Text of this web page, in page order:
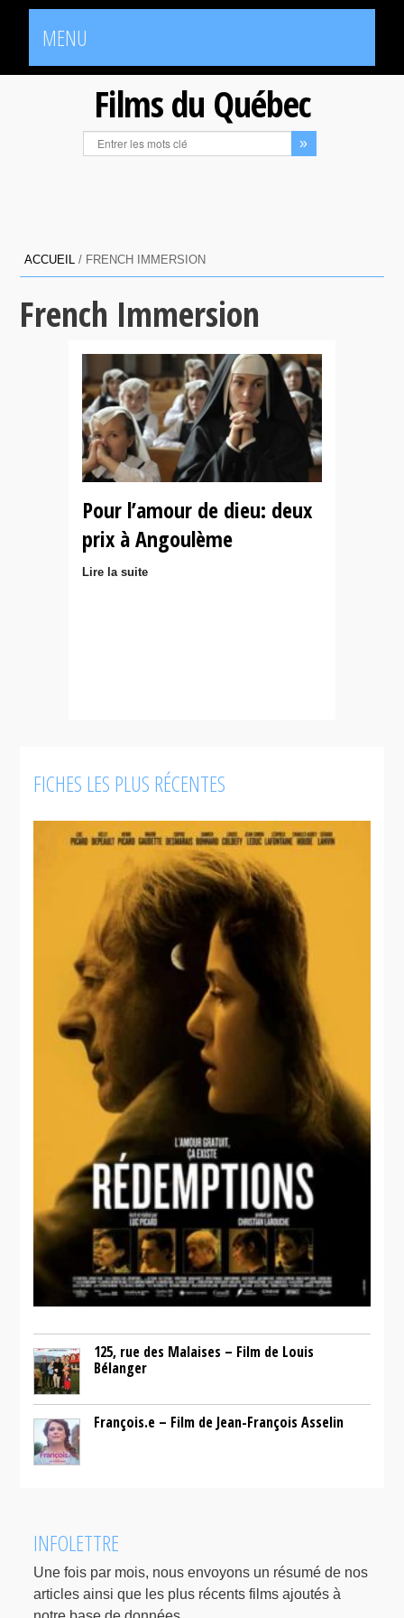
MENU
Films du Québec
ACCUEIL / FRENCH IMMERSION
French Immersion
Pour l’amour de dieu: deux
prix à Angoulème
Lire la suite
FICHES LES PLUS RÉCENTES
125, rue des Malaises – Film de Louis
Bélanger
François.e – Film de Jean-François Asselin
INFOLETTRE
Une fois par mois, nous envoyons un résumé de nos
articles ainsi que les plus récents films ajoutés à